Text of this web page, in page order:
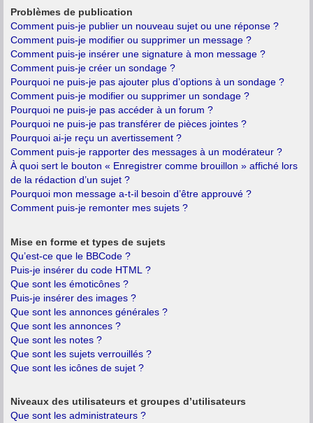
Problèmes de publication
Comment puis-je publier un nouveau sujet ou une réponse ?
Comment puis-je modifier ou supprimer un message ?
Comment puis-je insérer une signature à mon message ?
Comment puis-je créer un sondage ?
Pourquoi ne puis-je pas ajouter plus d’options à un sondage ?
Comment puis-je modifier ou supprimer un sondage ?
Pourquoi ne puis-je pas accéder à un forum ?
Pourquoi ne puis-je pas transférer de pièces jointes ?
Pourquoi ai-je reçu un avertissement ?
Comment puis-je rapporter des messages à un modérateur ?
À quoi sert le bouton « Enregistrer comme brouillon » affiché lors
de la rédaction d’un sujet ?
Pourquoi mon message a-t-il besoin d’être approuvé ?
Comment puis-je remonter mes sujets ?
Mise en forme et types de sujets
Qu’est-ce que le BBCode ?
Puis-je insérer du code HTML ?
Que sont les émoticônes ?
Puis-je insérer des images ?
Que sont les annonces générales ?
Que sont les annonces ?
Que sont les notes ?
Que sont les sujets verrouillés ?
Que sont les icônes de sujet ?
Niveaux des utilisateurs et groupes d’utilisateurs
Que sont les administrateurs ?